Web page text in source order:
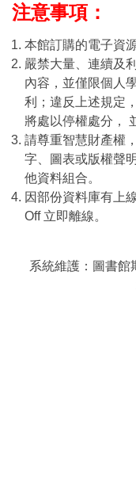
注意事項：
本館訂購的電子資
嚴禁大量、連續及
內容，並僅限個人
利；違反上述規定
將處以停權處分，
請尊重智慧財產權
字、圖表或版權聲
他資料組合。
因部份資料庫有上
Off 立即離線。
系統維護：圖書館